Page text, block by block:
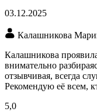
03.12.2025
Калашникова
Калашникова
внимательно
отзывчивая, всегда
Рекомендую её всем,
5,0